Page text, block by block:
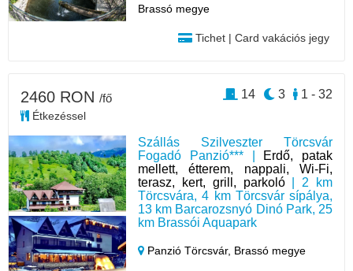
Brassó megye
Tichet | Card vakációs jegy
Szállás Szilveszter Törcsvár
Fogadó Panzió*** |
Erdő, patak
mellett, étterem, nappali, Wi-Fi,
terasz, kert, grill, parkoló| 2 km
Törcsvára, 4 km Törcsvár sípálya,
13 km Barcarozsnyó Dinó Park, 25
km Brassói Aquapark
Panzió Törcsvár, Brassó megye
2460 RON /fő
Étkezéssel
1 - 32
3
14